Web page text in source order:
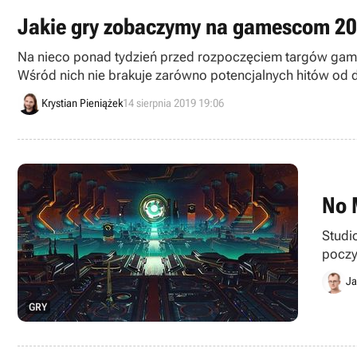
Jakie gry zobaczymy na gamescom
Na nieco ponad tydzień przed rozpoczęciem targów gamescom 2019 przygotowaliśmy dla Was obszerną listę najważniejszych pozycji, które zostaną
Wśród nich nie brakuje zarówno potencjalnych hitów od
Krystian Pieniążek14 sierpnia 2019 19:06
GRY
No
gry